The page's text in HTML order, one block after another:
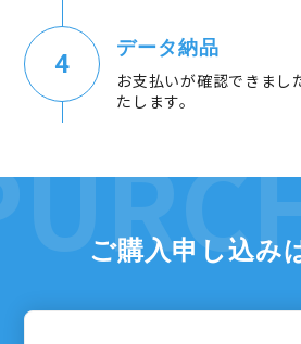
データ納品
お支払いが確認できまし
たします。
ご購入申し込み